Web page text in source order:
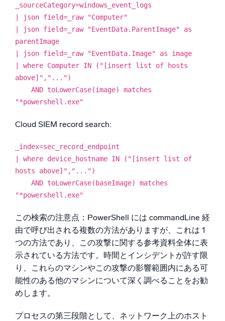
_sourceCategory=windows_event_logs
| json field=_raw "Computer"
| json field=_raw "EventData.ParentImage" as
parentImage
| json field=_raw "EventData.Image" as image
| where Computer IN ("[insert list of hosts
above]","...")
AND toLowerCase(image) matches
"*powershell.exe"
Cloud SIEM record search:
_index=sec_record_endpoint
| where device_hostname IN ("[insert list of
hosts above]","...")
AND toLowerCase(baseImage) matches
"*powershell.exe"
この検索の注意点：PowerShell には commandLine 経
由で呼び出される複数の方法がありますが、これは 1
つの方法であり、この攻撃に関する参考資料全体に表
示されている方法です。時間とインシデントが許す限
り、これらのマシンやこの攻撃の影響範囲内にある可
能性のある他のマシンについて深く調べることをお勧
めします。
プロセスの第三段階として、ネットワーク上のホスト